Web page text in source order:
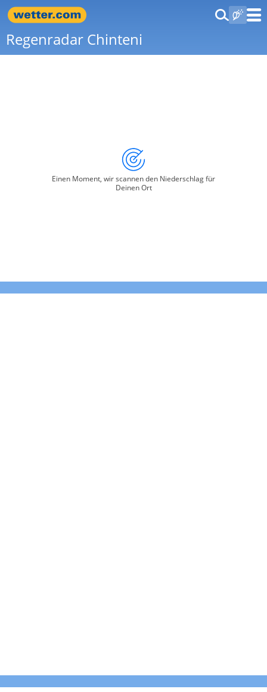
Regenradar Chinteni
Einen Moment, wir scannen den Niederschlag für
Deinen Ort